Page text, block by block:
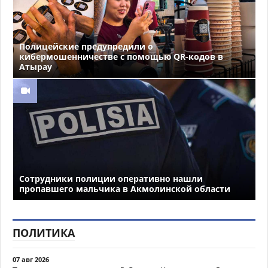
Полицейские предупредили о
кибермошенничестве с помощью QR-кодов в
Атырау
Сотрудники полиции оперативно нашли
пропавшего мальчика в Акмолинской области
ПОЛИТИКА
07 авг 2026